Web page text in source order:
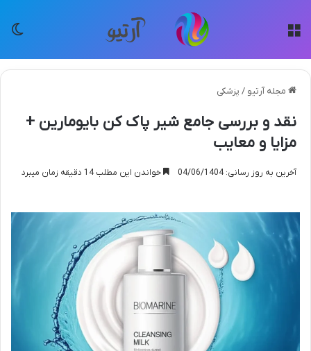
مجله آرتیو / پزشکی
نقد و بررسی جامع شیر پاک کن بایومارین +
مزایا و معایب
آخرین به روز رسانی: 04/06/1404 خواندن این مطلب 14 دقیقه زمان میبرد